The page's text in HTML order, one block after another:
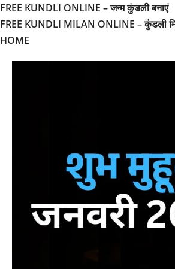
FREE KUNDLI ONLINE – जन्म कुंडली बनाएं
FREE KUNDLI MILAN ONLINE – कुंडली
HOME